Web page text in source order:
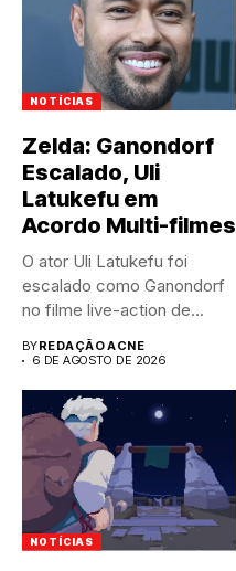
NOTÍCIAS
Zelda: Ganondorf
Escalado, Uli
Latukefu em
Acordo Multi-filmes
O ator Uli Latukefu foi
escalado como Ganondorf
no filme live-action de...
BYREDAÇÃO ACNE
6 DE AGOSTO DE 2026
NOTÍCIAS